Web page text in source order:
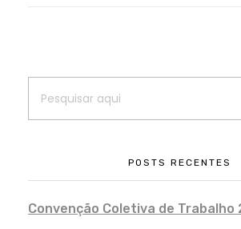
POSTS RECENTES
Convenção Coletiva de Trabalho